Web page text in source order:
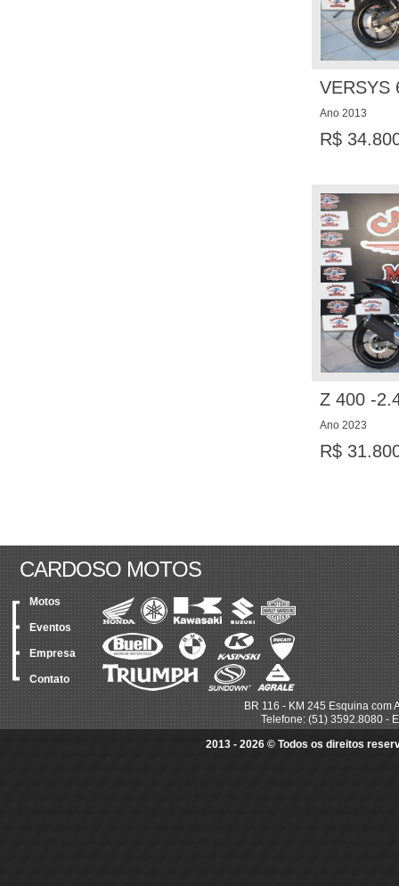
VERSYS
Ano 2013
R$
Z 400 -
Ano 2023
R$
CARDOSO MOTOS
Motos
Eventos
Empresa
Contato
BR 116 - KM 245 Esquina com
Telefone: (51) 3592.8080 -
2013 - 2026 © Todos os direitos